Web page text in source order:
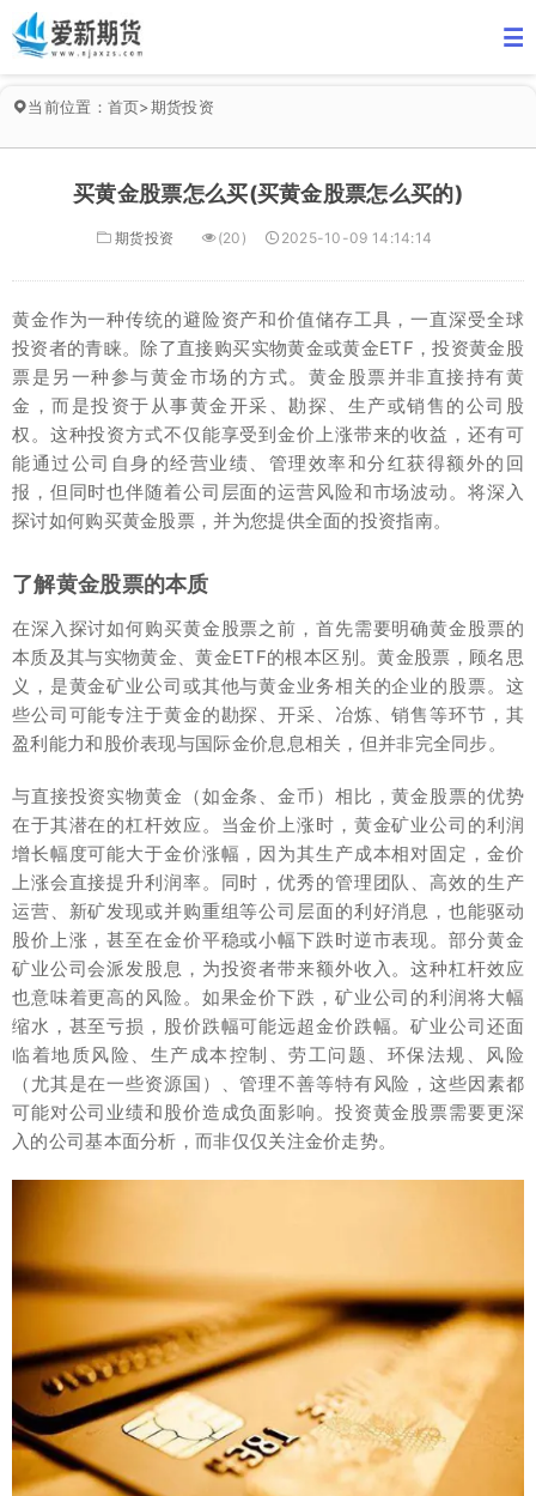
当前位置： 首页>期货投资
买黄金股票怎么买(买黄金股票怎么买的)
期货投资 (20) 2025-10-09 14:14:14
黄金作为一种传统的避险资产和价值储存工具，一直深受全球
投资者的青睐。除了直接购买实物黄金或黄金ETF，投资黄金股
票是另一种参与黄金市场的方式。黄金股票并非直接持有黄
金，而是投资于从事黄金开采、勘探、生产或销售的公司股
权。这种投资方式不仅能享受到金价上涨带来的收益，还有可
能通过公司自身的经营业绩、管理效率和分红获得额外的回
报，但同时也伴随着公司层面的运营风险和市场波动。将深入
探讨如何购买黄金股票，并为您提供全面的投资指南。
了解黄金股票的本质
在深入探讨如何购买黄金股票之前，首先需要明确黄金股票的
本质及其与实物黄金、黄金ETF的根本区别。黄金股票，顾名思
义，是黄金矿业公司或其他与黄金业务相关的企业的股票。这
些公司可能专注于黄金的勘探、开采、冶炼、销售等环节，其
盈利能力和股价表现与国际金价息息相关，但并非完全同步。
与直接投资实物黄金（如金条、金币）相比，黄金股票的优势
在于其潜在的杠杆效应。当金价上涨时，黄金矿业公司的利润
增长幅度可能大于金价涨幅，因为其生产成本相对固定，金价
上涨会直接提升利润率。同时，优秀的管理团队、高效的生产
运营、新矿发现或并购重组等公司层面的利好消息，也能驱动
股价上涨，甚至在金价平稳或小幅下跌时逆市表现。部分黄金
矿业公司会派发股息，为投资者带来额外收入。这种杠杆效应
也意味着更高的风险。如果金价下跌，矿业公司的利润将大幅
缩水，甚至亏损，股价跌幅可能远超金价跌幅。矿业公司还面
临着地质风险、生产成本控制、劳工问题、环保法规、风险
（尤其是在一些资源国）、管理不善等特有风险，这些因素都
可能对公司业绩和股价造成负面影响。投资黄金股票需要更深
入的公司基本面分析，而非仅仅关注金价走势。